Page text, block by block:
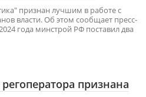
признан лучшим в работе с
власти. Об этом сообщает пресс-
года минстрой РФ поставил два
признана